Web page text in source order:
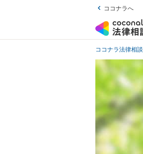
ココナラへ
ココナラ法律相談